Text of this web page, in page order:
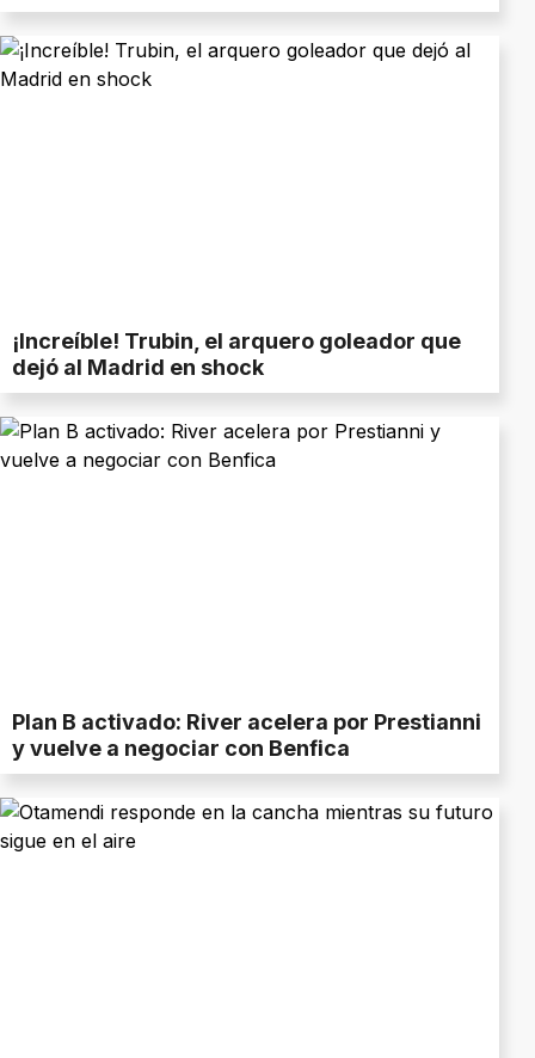
¡Increíble! Trubin, el arquero goleador que
dejó al Madrid en shock
Plan B activado: River acelera por Prestianni
y vuelve a negociar con Benfica